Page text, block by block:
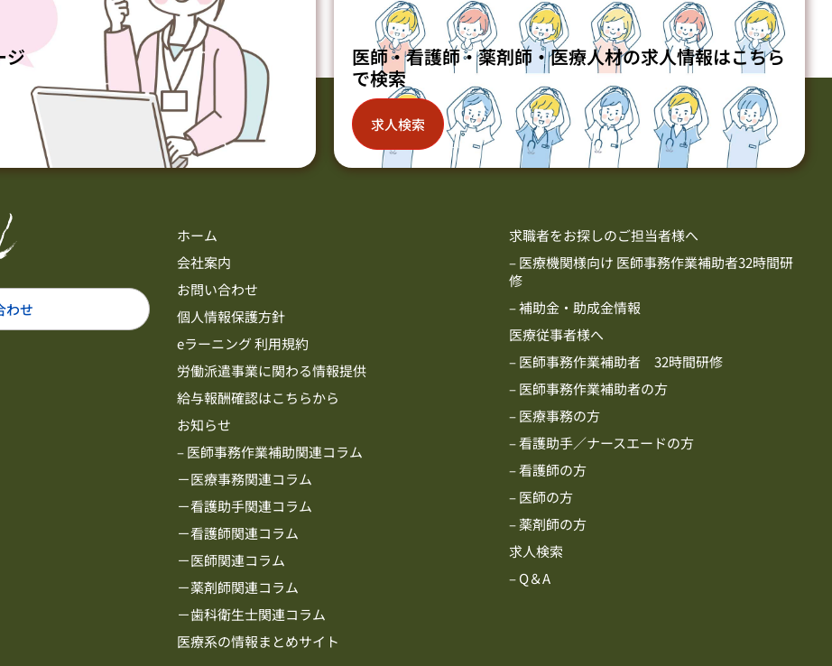
ジ
医師・看護師・薬剤師・医療人材の求人情報はこちら
で検索
求人検索
わせ
ホーム
会社案内
お問い合わせ
個人情報保護方針
eラーニング 利用規約
労働派遣事業に関わる情報提供
給与報酬確認はこちらから
お知らせ
– 医師事務作業補助関連コラム
－医療事務関連コラム
－看護助手関連コラム
－看護師関連コラム
－医師関連コラム
－薬剤師関連コラム
－歯科衛生士関連コラム
医療系の情報まとめサイト
求職者をお探しのご担当者様へ
– 医療機関様向け 医師事務作業補助者32時間研
修
– 補助金・助成金情報
医療従事者様へ
– 医師事務作業補助者 32時間研修
– 医師事務作業補助者の方
– 医療事務の方
– 看護助手／ナースエードの方
– 看護師の方
– 医師の方
– 薬剤師の方
求人検索
– Q＆A